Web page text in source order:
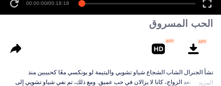
00:00:00/00:18:18
الحب المسروق
نشأ الجنرال الشاب الشجاع شياو تشويي واليتيمة لو يونكسي معًا كحبيبين منذ
الطفولة. بعد الزواج، كانا لا يزالان في حب عميق. ومع ذلك، تم نفي شياو تشويي إلى
المزيد